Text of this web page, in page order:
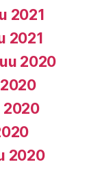
2021
2021
2020
2020
2020